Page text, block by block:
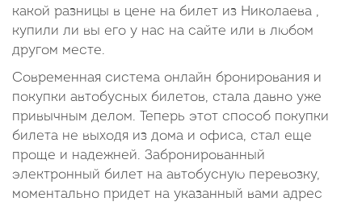
какой разницы в цене на билет из Николаева ,
купили ли вы его у нас на сайте или в любом
другом месте.
Современная система онлайн бронирования и
покупки автобусных билетов, стала давно уже
привычным делом. Теперь этот способ покупки
билета не выходя из дома и офиса, стал еще
проще и надежней. Забронированный
электронный билет на автобусную перевозку,
моментально придет на указанный вами адрес